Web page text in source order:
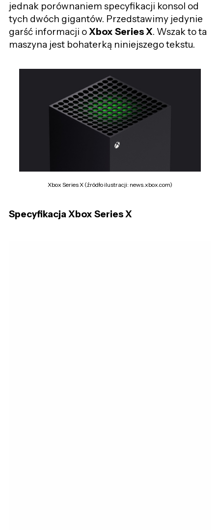
jednak porównaniem specyfikacji konsol od
tych dwóch gigantów. Przedstawimy jedynie
garść informacji oXbox Series X. Wszak to ta
maszyna jest bohaterką niniejszego tekstu.
Xbox Series X (źródło ilustracji: news.xbox.com)
Specyfikacja Xbox Series X